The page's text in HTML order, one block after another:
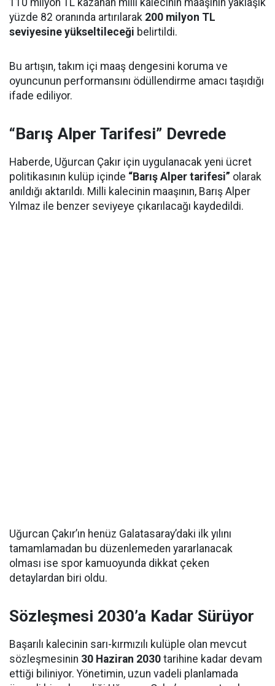
110 milyon TL kazanan milli kalecinin maaşının yaklaşık
yüzde 82 oranında artırılarak 200 milyon TL
seviyesine yükseltileceği belirtildi.
Bu artışın, takım içi maaş dengesini koruma ve
oyuncunun performansını ödüllendirme amacı taşıdığı
ifade ediliyor.
“Barış Alper Tarifesi” Devrede
Haberde, Uğurcan Çakır için uygulanacak yeni ücret
politikasının kulüp içinde “Barış Alper tarifesi” olarak
anıldığı aktarıldı. Milli kalecinin maaşının, Barış Alper
Yılmaz ile benzer seviyeye çıkarılacağı kaydedildi.
Uğurcan Çakır’ın henüz Galatasaray’daki ilk yılını
tamamlamadan bu düzenlemeden yararlanacak
olması ise spor kamuoyunda dikkat çeken
detaylardan biri oldu.
Sözleşmesi 2030’a Kadar Sürüyor
Başarılı kalecinin sarı-kırmızılı kulüple olan mevcut
sözleşmesinin 30 Haziran 2030 tarihine kadar devam
ettiği biliniyor. Yönetimin, uzun vadeli planlamada